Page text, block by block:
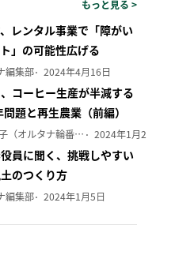
もっと見る >
レンタル事業で「障がい
」の可能性広げる
編集部 2024年4月16日
コーヒー生産が半減する
題と再生農業（前編）
吉田 広子（オルタナ輪番編集長） 2024年1月29日
員に聞く、挑戦しやすい
のつくり方
編集部 2024年1月5日